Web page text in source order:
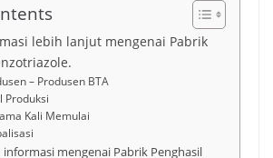
lebih lanjut mengenai Pabrik
– Produsen BTA
Produksi
Kali Memulai
informasi mengenai Pabrik Penghasil